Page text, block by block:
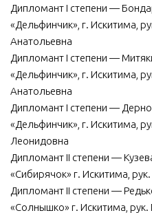
Дипломант I степени —
«Дельфинчик», г. Искитима,
Анатольевна
Дипломант I степени —
«Дельфинчик», г. Искитима,
Анатольевна
Дипломант I степени —
«Дельфинчик», г. Искитима,
Леонидовна
Дипломант II степени —
«Сибирячок» г. Искитима,
Дипломант II степени —
«Солнышко» г. Искитима,